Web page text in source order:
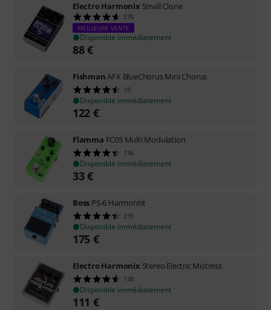
Electro Harmonix Small Clone
575
MEILLEURE VENTE
Disponible immédiatement
88€
FishmanAFX BlueChorus Mini Chorus
10
Disponible immédiatement
122 €
Flamma FC05 Multi Modulation
116
Disponible immédiatement
33€
Boss PS-6 Harmonist
219
Disponible immédiatement
175 €
Electro Harmonix Stereo Electric Mistress
118
Disponible immédiatement
111 €